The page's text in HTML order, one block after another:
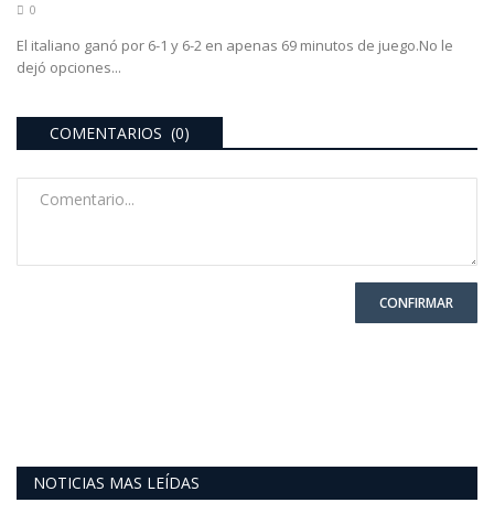
0
El italiano ganó por 6-1 y 6-2 en apenas 69 minutos de juego.No le
dejó opciones...
COMENTARIOS (0)
CONFIRMAR
NOTICIAS MAS LEÍDAS